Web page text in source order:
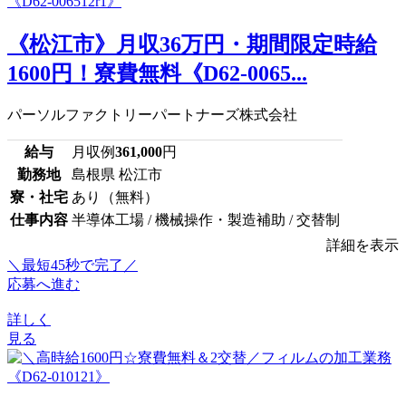
《松江市》月収36万円・期間限定時給
1600円！寮費無料《D62-0065...
パーソルファクトリーパートナーズ株式会社
給与 月収例361,000円
勤務地
島根県 松江市
寮・社宅 あり（無料）
仕事内容 半導体工場 / 機械操作・製造補助 / 交替制
詳細を表示
＼最短45秒で完了／
応募へ進む
詳しく
見る